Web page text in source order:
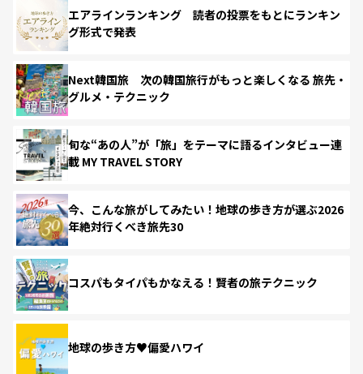
エアラインランキング 読者の投票をもとにランキン
グ形式で発表
Next韓国旅 次の韓国旅行がもっと楽しくなる 旅先・
グルメ・テクニック
旬な“あの人”が「旅」をテーマに語るインタビュー連
載 MY TRAVEL STORY
今、こんな旅がしてみたい！地球の歩き方が選ぶ2026
年絶対行くべき旅先30
コスパもタイパもかなえる！賢者の旅テクニック
地球の歩き方♥偏愛ハワイ